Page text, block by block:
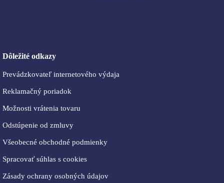
Dôležité odkazy
Prevádzkovateľ internetového výdaja
Reklamačný poriadok
Možnosti vrátenia tovaru
Odstúpenie od zmluvy
Všeobecné obchodné podmienky
Spracovať súhlas s cookies
Zásady ochrany osobných údajov